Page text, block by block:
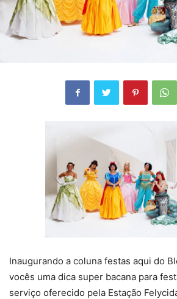
Inaugurando a coluna festas aqui do
vocês uma dica super bacana para
serviço oferecido pela Estação